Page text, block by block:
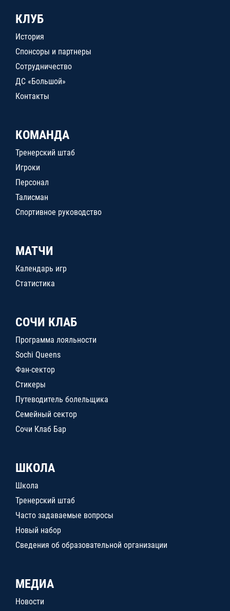
КЛУБ
История
Спонсоры и партнеры
Сотрудничество
ДС «Большой»
Контакты
КОМАНДА
Тренерский штаб
Игроки
Персонал
Талисман
Спортивное руководство
МАТЧИ
Календарь игр
Статистика
СОЧИ КЛАБ
Программа лояльности
Sochi Queens
Фан-сектор
Стикеры
Путеводитель болельщика
Семейный сектор
Сочи Клаб Бар
ШКОЛА
Школа
Тренерский штаб
Часто задаваемые вопросы
Новый набор
Сведения об образовательной организации
МЕДИА
Новости